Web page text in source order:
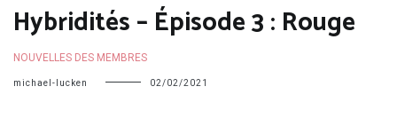
Hybridités – Épisode 3 : Rouge
NOUVELLES DES MEMBRES
michael-lucken 02/02/2021